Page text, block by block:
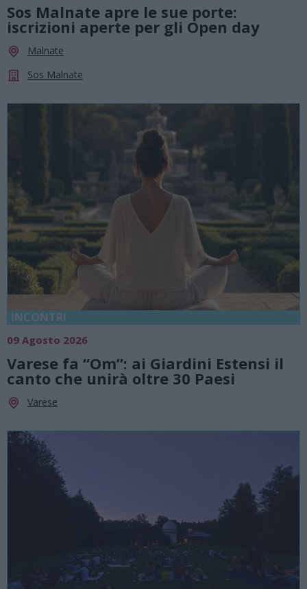
Sos Malnate apre le sue porte:
iscrizioni aperte per gli Open day
Malnate
Sos Malnate
INCONTRI
09 Agosto 2026
Varese fa “Om”: ai Giardini Estensi il
canto che unirà oltre 30 Paesi
Varese